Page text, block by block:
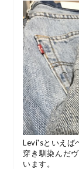
Levi'sといえば
穿き馴染んだ
います。